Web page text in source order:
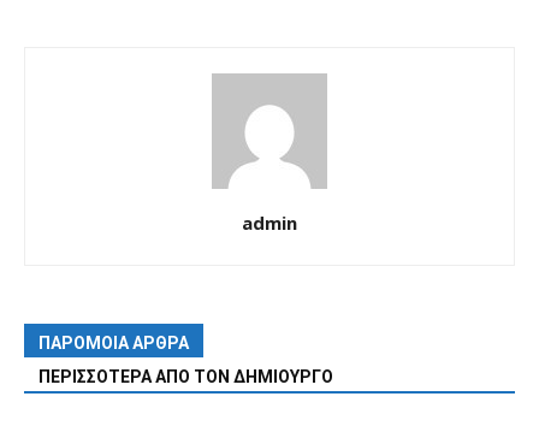
admin
ΠΑΡΟΜΟΙΑ ΑΡΘΡΑ
ΠΕΡΙΣΣΟΤΕΡΑ ΑΠΟ ΤΟΝ ΔΗΜΙΟΥΡΓΟ